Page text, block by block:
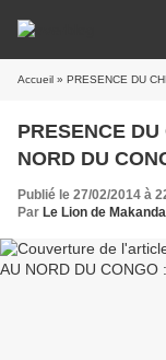
Accueil » PRESENCE DU
PRESENCE
NORD DU
Publié le 27/02/2014 à
Par Le Lion de